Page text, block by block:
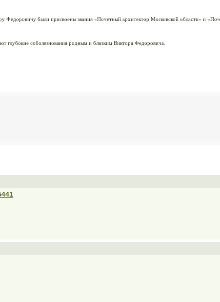
Федоровичу были присвоены звания «Почетный архитектор Московской области» и
соболезнования родным и близким Виктора Федоровича.